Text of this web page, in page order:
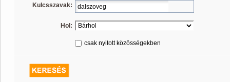
Kulcsszavak:
Hol:
csak nyitott közösségekben